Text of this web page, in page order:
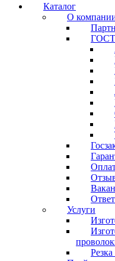
Каталог
О
Услуги
Резка